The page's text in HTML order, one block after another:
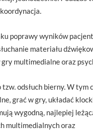
poprawy wyników
materiału
multimedialne oraz
odsłuch bierny. W tym
grać w gry, układać
wygodną, najlepiej
multimedialnych oraz